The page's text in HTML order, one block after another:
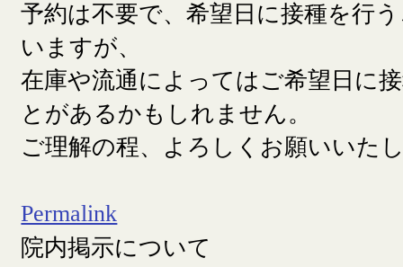
予約は不要で、希望日に接種を行
いますが、
在庫や流通によってはご希望日に
とがあるかもしれません。
ご理解の程、よろしくお願いいた
Permalink
院内掲示について